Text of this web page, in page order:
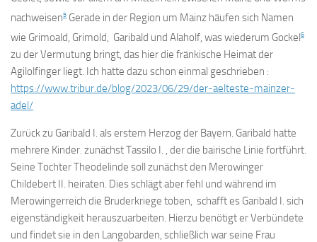
nachweisen5 Gerade in der Region um Mainz häufen sich Namen
wie Grimoald, Grimold, Garibald und Alaholf, was wiederum Gockel6
zu der Vermutung bringt, das hier die fränkische Heimat der
Agilolfinger liegt. Ich hatte dazu schon einmal geschrieben :
https://www.tribur.de/blog/2023/06/29/der-aelteste-mainzer-
adel/
Zurück zu Garibald I. als erstem Herzog der Bayern. Garibald hatte
mehrere Kinder. zunächst Tassilo I. , der die bairische Linie fortführt.
Seine Tochter Theodelinde soll zunächst den Merowinger
Childebert II. heiraten. Dies schlägt aber fehl und während im
Merowingerreich die Bruderkriege toben, schafft es Garibald I. sich
eigenständigkeit herauszuarbeiten. Hierzu benötigt er Verbündete
und findet sie in den Langobarden, schließlich war seine Frau